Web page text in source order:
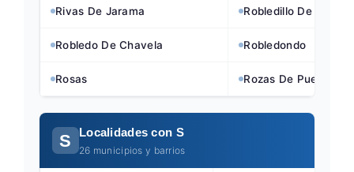
Rivas De Jarama Robledillo De La
Robledo De Chavela Robledondo
Rosas Rozas De Puerto
S Localidades con S
26 municipios y barrios